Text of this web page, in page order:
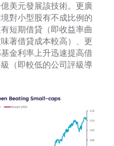
美元發展該技術。更廣
對小型股有不成比例的
短期借貸（即收益率曲
著借貸成本較高）、更
金利率上升迅速提高借
（即較低的公司評級導